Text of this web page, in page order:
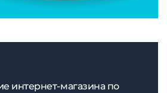
интернет-магазина по